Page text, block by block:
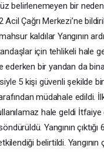
belirlenemeyen bir
Çağrı Merkezi’ne
kaldılar Yangının
için tehlikeli hale
ederken bir yandan da
5 kişi güvenli şekilde
müdahale edildi.
hale geldi İtfaiye
Yangının
belirtildi. Yangının